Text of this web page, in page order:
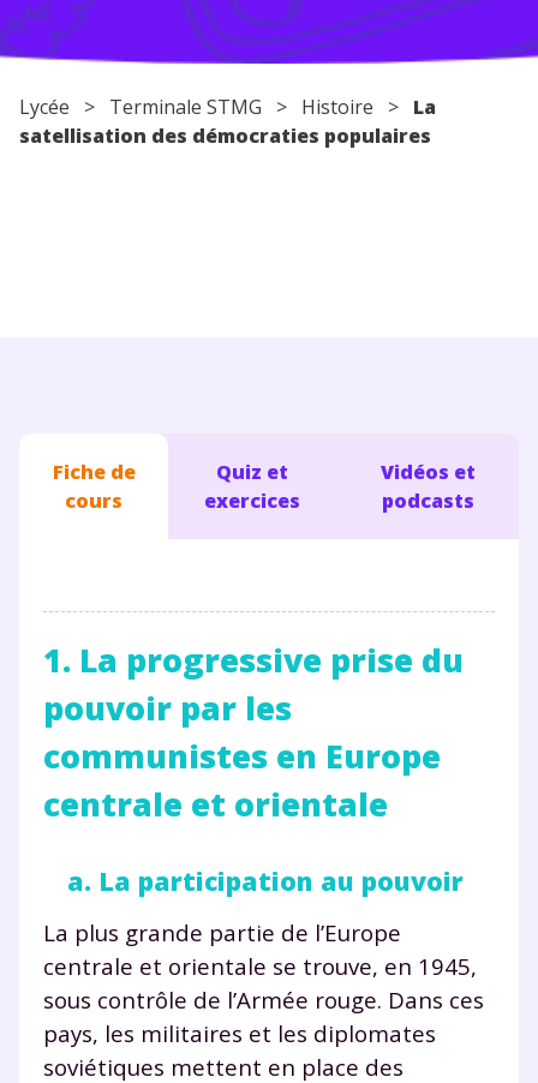
Conseils pour les parents
Lycée > Terminale STMG > Histoire > La
satellisation des démocraties populaires
Fiche de
cours
Quiz et
exercices
Vidéos et
podcasts
1. La progressive prise du
pouvoir par les
communistes en Europe
centrale et orientale
a. La participation au pouvoir
La plus grande partie de l’Europe
centrale et orientale se trouve, en 1945,
sous contrôle de l’Armée rouge. Dans ces
pays, les militaires et les diplomates
soviétiques mettent en place des